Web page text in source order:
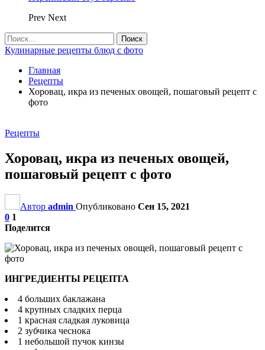
Prev Next
Кулинарные рецепты блюд с фото
Главная
Рецепты
Хоровац, икра из печеных овощей, пошаговый рецепт с
фото
Рецепты
Хоровац, икра из печеных овощей,
пошаговый рецепт с фото
Автор admin Опубликовано Сен 15, 2021
0 1
Поделится
ИНГРЕДИЕНТЫ РЕЦЕПТА
4 больших баклажана
4 крупных сладких перца
1 красная сладкая луковица
2 зубчика чеснока
1 небольшой пучок кинзы